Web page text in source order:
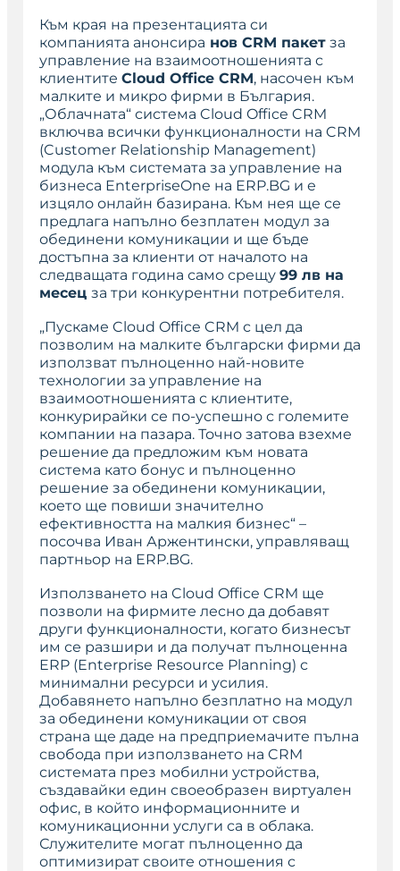
Към края на презентацията си
компанията анонсира нов CRM пакет за
управление на взаимоотношенията с
клиентите Cloud Office CRM, насочен към
малките и микро фирми в България.
„Облачната“ система Cloud Office CRM
включва всички функционалности на CRM
(Customer Relationship Management)
модула към системата за управление на
бизнеса EnterpriseOne на ERP.BG и е
изцяло онлайн базирана. Към нея ще се
предлага напълно безплатен модул за
обединени комуникации и ще бъде
достъпна за клиенти от началото на
следващата година само срещу 99 лв на
месец за три конкурентни потребителя.
„Пускаме Cloud Office CRM с цел да
позволим на малките български фирми да
използват пълноценно най-новите
технологии за управление на
взаимоотношенията с клиентите,
конкурирайки се по-успешно с големите
компании на пазара. Точно затова взехме
решение да предложим към новата
система като бонус и пълноценно
решение за обединени комуникации,
което ще повиши значително
ефективността на малкия бизнес“ –
посочва Иван Аржентински, управляващ
партньор на ERP.BG.
Използването на Cloud Office CRM ще
позволи на фирмите лесно да добавят
други функционалности, когато бизнесът
им се разшири и да получат пълноценна
ERP (Enterprise Resource Planning) с
минимални ресурси и усилия.
Добавянето напълно безплатно на модул
за обединени комуникации от своя
страна ще даде на предприемачите пълна
свобода при използването на CRM
системата през мобилни устройства,
създавайки един своеобразен виртуален
офис, в който информационните и
комуникационни услуги са в облака.
Служителите могат пълноценно да
оптимизират своите отношения с